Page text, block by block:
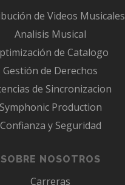
de Videos Musicales
Analisis Musical
de Catalogo
Gestión de Derechos
de Sincronizacion
Symphonic Production
Confianza y Seguridad
SOBRE NOSOTROS
Carreras